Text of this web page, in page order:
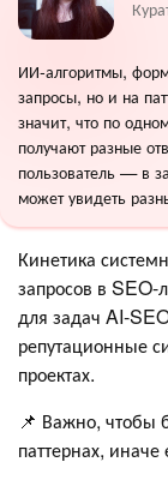
ИИ-алгоритмы,
запросы, но и на
значит, что по
получают разные
пользователь — в
может увидеть
Кинетика
запросов в
для задач
репутационные
проектах.
📌 Важно, чтобы
паттернах, иначе